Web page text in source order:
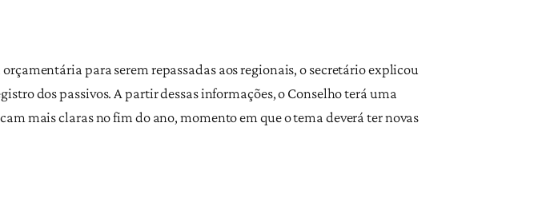
para serem repassadas aos regionais, o secretário explicou
dos passivos. A partir dessas informações, o Conselho terá uma
mais claras no fim do ano, momento em que o tema deverá ter novas